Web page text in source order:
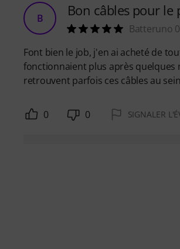
B Bon câbles pour le
Batteruno
Font bien le job, j'en ai acheté de
fonctionnaient plus après quelques
retrouvent parfois ces câbles au
0 0 SIGNALER